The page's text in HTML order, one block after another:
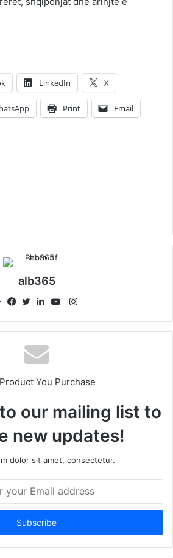
LinkedIn X
Print Email
alb365
Instagram
You Purchase
our mailing list to
new updates!
dolor sit amet, consectetur.